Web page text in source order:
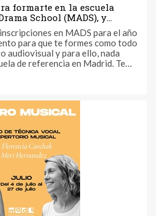
formarte en la escuela
School (MADS), y
del mundo
en MADS para el año
para que te formes como todo
audiovisual y para ello, nada
de referencia en Madrid. Te
un año enriquecedor y lleno